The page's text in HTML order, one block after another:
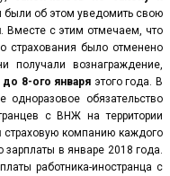
были об этом уведомить свою
. Вместе с этим отмечаем, что
страхования было отменено
вознаграждение,
до 8-ого января этого года. В
обязательство
с ВНЖ на территории
страховую компанию каждого
в январе 2018 года.
работника-иностранца с